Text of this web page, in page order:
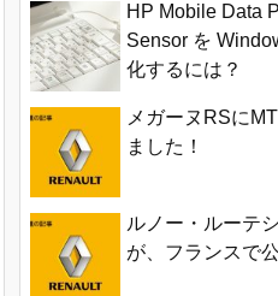
HP Mobile Data
Sensor を
化するには？
メガーヌRSに
ました！
ルノー・ルーテ
が、フランスで公